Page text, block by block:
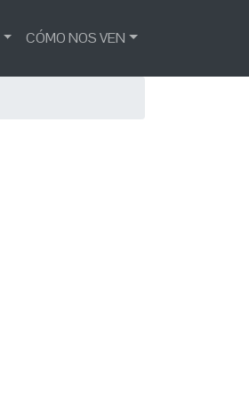
CÓMO NOS VEN